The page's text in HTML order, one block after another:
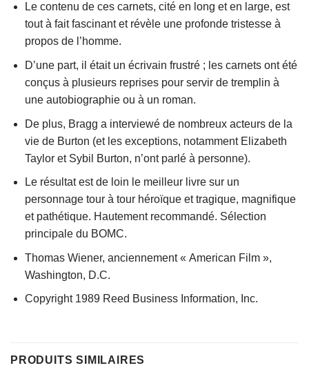
Le contenu de ces carnets, cité en long et en large, est
tout à fait fascinant et révèle une profonde tristesse à
propos de l’homme.
D’une part, il était un écrivain frustré ; les carnets ont été
conçus à plusieurs reprises pour servir de tremplin à
une autobiographie ou à un roman.
De plus, Bragg a interviewé de nombreux acteurs de la
vie de Burton (et les exceptions, notamment Elizabeth
Taylor et Sybil Burton, n’ont parlé à personne).
Le résultat est de loin le meilleur livre sur un
personnage tour à tour héroïque et tragique, magnifique
et pathétique. Hautement recommandé. Sélection
principale du BOMC.
Thomas Wiener, anciennement « American Film »,
Washington, D.C.
Copyright 1989 Reed Business Information, Inc.
PRODUITS SIMILAIRES